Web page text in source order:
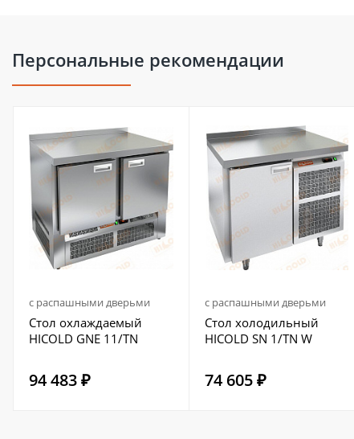
Персональные рекомендации
с распашными дверьми
Стол охлаждаемый
HICOLD GNE 11/TN
94 483 ₽
с распашными дверьми
Стол холодильный
HICOLD SN 1/TN W
74 605 ₽